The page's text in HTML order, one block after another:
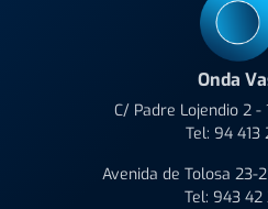
Onda
C/ Padre Lojendio 2 -
Tel: 94 413
Avenida de Tolosa 23-
Tel: 943 42